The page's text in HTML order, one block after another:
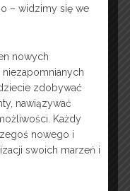
Ratujesz!”
Dla Przyszłości!
– widzimy się we
nowych
zdobywać
nawiązywać
Każdy
nowego i
swoich marzeń i